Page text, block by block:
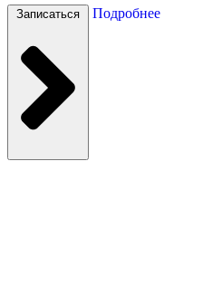
Записаться Подробнее